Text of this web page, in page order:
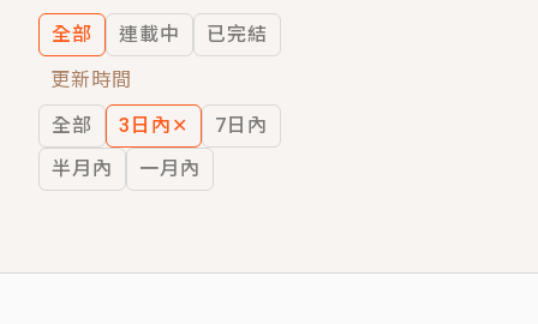
全部
連載中
已完結
更新時間
全部
3日內 ✕
7日內
半月內
一月內